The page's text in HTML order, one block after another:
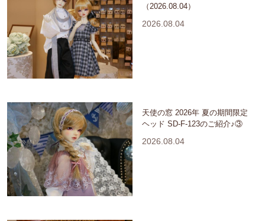
（2026.08.04）
2026.08.04
天使の窓 2026年 夏の期間限定
ヘッド SD-F-123のご紹介♪③
2026.08.04